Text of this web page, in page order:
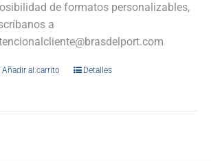
de formatos personalizables,
a
Añadir al carrito Detalles